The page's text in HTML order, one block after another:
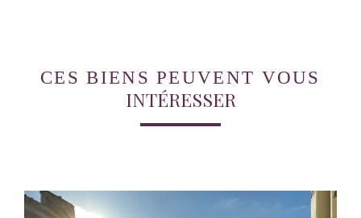
CES BIENS PEUVENT VOUS
INTÉRESSER